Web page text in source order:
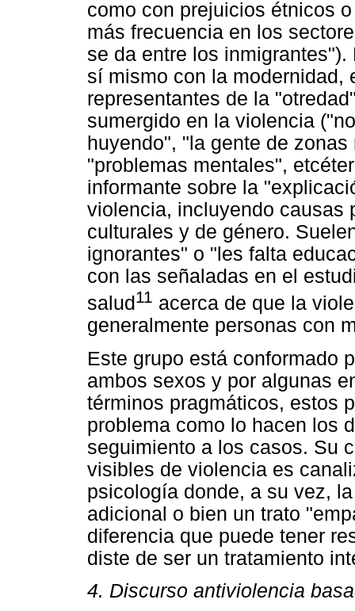
como con prejuicios étnicos
más frecuencia en los
se da entre los
sí mismo con la modernidad,
representantes de la
sumergido en la violencia
huyendo", "la gente de
"problemas mentales",
informante sobre la
violencia, incluyendo causas
culturales y de género.
ignorantes" o "les falta
con las señaladas en el
salud 11 acerca de que la
generalmente personas con
Este grupo está conformado
ambos sexos y por algunas
términos pragmáticos, estos
problema como lo hacen los
seguimiento a los casos. Su
visibles de violencia es
psicología donde, a su vez,
adicional o bien un trato
diferencia que puede tener
diste de ser un tratamiento
4. Discurso antiviolencia